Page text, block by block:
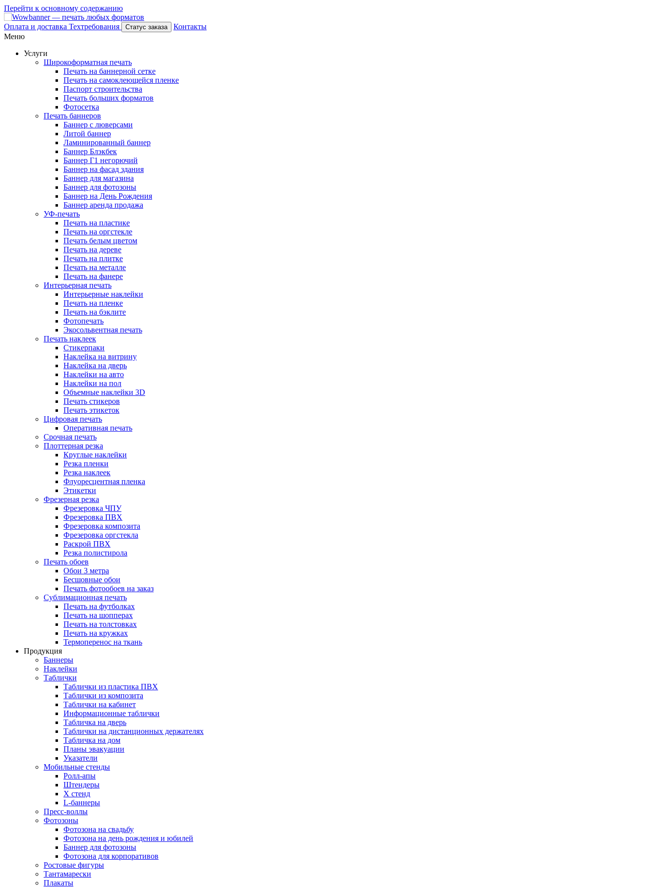
Перейти к основному содержанию
Оплата и доставка Техтребования Статус заказа
Контакты
Меню
Услуги
Широкоформатная печать
Печать на баннерной сетке
Печать на самоклеющейся пленке
Паспорт строительства
Печать больших форматов
Фотосетка
Печать баннеров
Баннер с люверсами
Литой баннер
Ламинированный баннер
Баннер Блэкбек
Баннер Г1 негорючий
Баннер на фасад здания
Баннер для магазина
Баннер для фотозоны
Баннер на День Рождения
Баннер аренда продажа
УФ-печать
Печать на пластике
Печать на оргстекле
Печать белым цветом
Печать на дереве
Печать на плитке
Печать на металле
Печать на фанере
Интерьерная печать
Интерьерные наклейки
Печать на пленке
Печать на бэклите
Фотопечать
Экосольвентная печать
Печать наклеек
Стикерпаки
Наклейка на витрину
Наклейка на дверь
Наклейки на авто
Наклейки на пол
Объемные наклейки 3D
Печать стикеров
Печать этикеток
Цифровая печать
Оперативная печать
Срочная печать
Плоттерная резка
Круглые наклейки
Резка пленки
Резка наклеек
Флуоресцентная пленка
Этикетки
Фрезерная резка
Фрезеровка ЧПУ
Фрезеровка ПВХ
Фрезеровка композита
Фрезеровка оргстекла
Раскрой ПВХ
Резка полистирола
Печать обоев
Обои 3 метра
Бесшовные обои
Печать фотообоев на заказ
Сублимационная печать
Печать на футболках
Печать на шопперах
Печать на толстовках
Печать на кружках
Термоперенос на ткань
Продукция
Баннеры
Наклейки
Таблички
Таблички из пластика ПВХ
Таблички из композита
Таблички на кабинет
Информационные таблички
Табличка на дверь
Таблички на дистанционных держателях
Табличка на дом
Планы эвакуации
Указатели
Мобильные стенды
Ролл-апы
Штендеры
Х стенд
L-баннеры
Пресс-воллы
Фотозоны
Фотозона на свадьбу
Фотозона на день рождения и юбилей
Баннер для фотозоны
Фотозона для корпоративов
Ростовые фигуры
Тантамарески
Плакаты